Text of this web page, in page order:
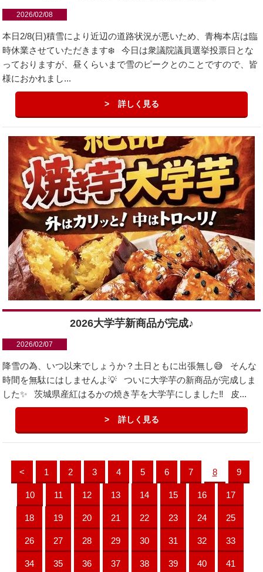
2026/02/08
本日2/8(日)積雪により近辺の道路状況が悪いため、青梅本店は臨
時休業させていただきます❄️ 今日は衆議院議員選挙投票日とな
っておりますが、昼くらいまで雪のピークとのことですので、皆
様におかれまし...
詳しく見る
2026大学芋新商品が完成♪
2026/02/07
降雪の為、いつ以来でしょうか？土日ともに出張無し😅 そんな
時間を無駄にはしませんよ💡 ついに大学芋の新商品が完成しま
した✨ 茨城県産紅はるかの焼き芋を大学芋にしました‼️ 皮...
詳しく見る
< 1 2 3 4 5 6 7 8 9
10 11 12 13 14 15 16 17
18 19 20 21 22 23 24 25
26 27 28 29 30 31 32 33
34 35 36 37 38 39 40 41